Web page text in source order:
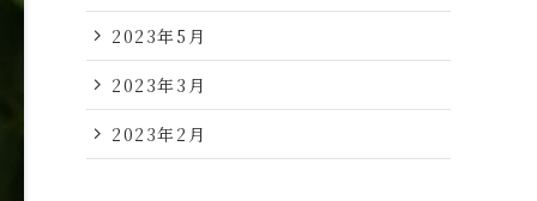
2023年5月
2023年3月
2023年2月